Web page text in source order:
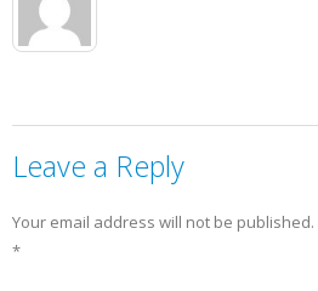
Leave a Reply
Your email address will not be published.
*